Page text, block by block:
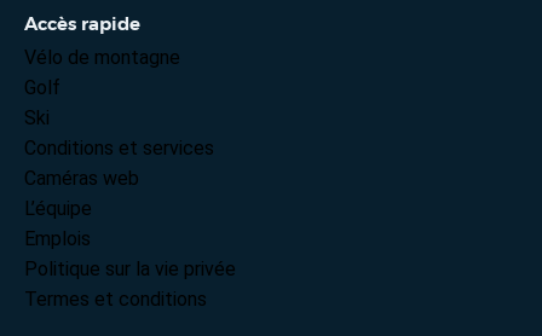
Accès rapide
Vélo de montagne
Golf
Ski
Conditions et services
Caméras web
L’équipe
Emplois
Politique sur la vie privée
Termes et conditions